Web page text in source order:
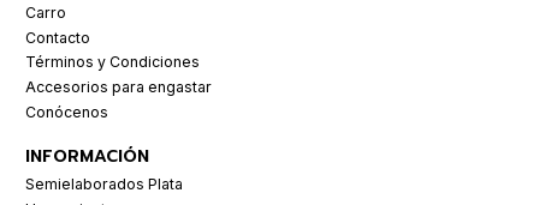
Carro
Contacto
Términos y Condiciones
Accesorios para engastar
Conócenos
INFORMACIÓN
Semielaborados Plata